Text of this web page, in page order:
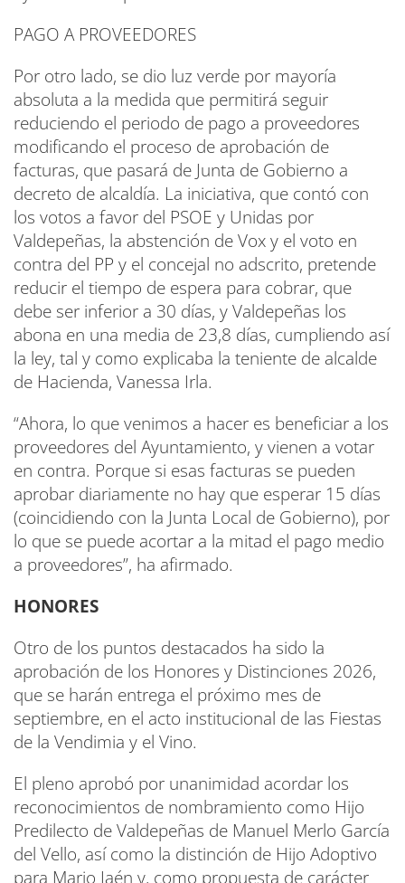
PAGO A PROVEEDORES
Por otro lado, se dio luz verde por mayoría
absoluta a la medida que permitirá seguir
reduciendo el periodo de pago a proveedores
modificando el proceso de aprobación de
facturas, que pasará de Junta de Gobierno a
decreto de alcaldía. La iniciativa, que contó con
los votos a favor del PSOE y Unidas por
Valdepeñas, la abstención de Vox y el voto en
contra del PP y el concejal no adscrito, pretende
reducir el tiempo de espera para cobrar, que
debe ser inferior a 30 días, y Valdepeñas los
abona en una media de 23,8 días, cumpliendo así
la ley, tal y como explicaba la teniente de alcalde
de Hacienda, Vanessa Irla.
“Ahora, lo que venimos a hacer es beneficiar a los
proveedores del Ayuntamiento, y vienen a votar
en contra. Porque si esas facturas se pueden
aprobar diariamente no hay que esperar 15 días
(coincidiendo con la Junta Local de Gobierno), por
lo que se puede acortar a la mitad el pago medio
a proveedores”, ha afirmado.
HONORES
Otro de los puntos destacados ha sido la
aprobación de los Honores y Distinciones 2026,
que se harán entrega el próximo mes de
septiembre, en el acto institucional de las Fiestas
de la Vendimia y el Vino.
El pleno aprobó por unanimidad acordar los
reconocimientos de nombramiento como Hijo
Predilecto de Valdepeñas de Manuel Merlo García
del Vello, así como la distinción de Hijo Adoptivo
para Mario Jaén y, como propuesta de carácter